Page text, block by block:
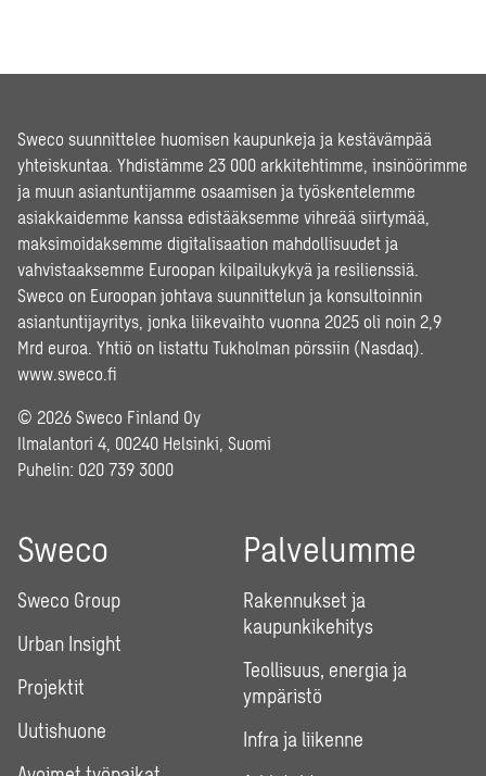
Sweco suunnittelee huomisen kaupunkeja ja kestävämpää
yhteiskuntaa. Yhdistämme 23 000 arkkitehtimme, insinöörimme
ja muun asiantuntijamme osaamisen ja työskentelemme
asiakkaidemme kanssa edistääksemme vihreää siirtymää,
maksimoidaksemme digitalisaation mahdollisuudet ja
vahvistaaksemme Euroopan kilpailukykyä ja resilienssiä.
Sweco on Euroopan johtava suunnittelun ja konsultoinnin
asiantuntijayritys, jonka liikevaihto vuonna 2025 oli noin 2,9
Mrd euroa. Yhtiö on listattu Tukholman pörssiin (Nasdaq).
www.sweco.fi
© 2026 Sweco Finland Oy
Ilmalantori 4, 00240 Helsinki, Suomi
Puhelin: 020 739 3000
Sweco
Sweco Group
Urban Insight
Projektit
Uutishuone
Palvelumme
Rakennukset ja
kaupunkikehitys
Teollisuus, energia ja
ympäristö
Infra ja liikenne